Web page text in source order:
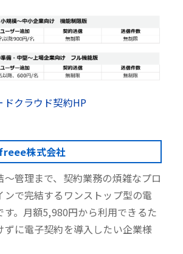
ドクラウド契約HP
株式会社
管理まで、契約業務の煩雑なプロ
ンで完結するワンストップ型の電
す。月額5,980円から利用できるた
ずに電子契約を導入したい企業様